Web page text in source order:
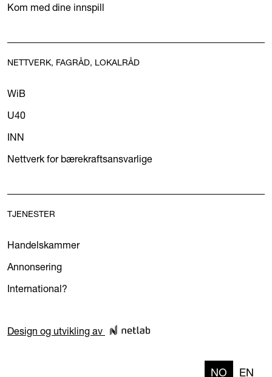
Kom med dine innspill
NETTVERK, FAGRÅD, LOKALRÅD
WiB
U40
INN
Nettverk for bærekraftsansvarlige
TJENESTER
Handelskammer
Annonsering
International?
Design og utvikling av
NO EN